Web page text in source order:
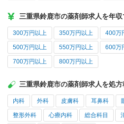
三重県鈴鹿市の薬剤師求人を年
300万円以上 350万円以上 400万
500万円以上 550万円以上 600万
700万円以上 800万円以上
三重県鈴鹿市の薬剤師求人を処
内科 外科 皮膚科 耳鼻科
整形外科 心療内科 総合科目